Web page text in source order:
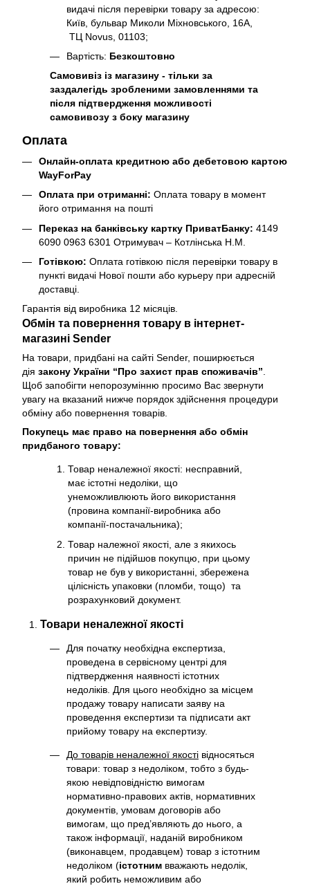
видачі після перевірки товару за адресою:
Київ, бульвар Миколи Міхновського, 16А,
ТЦ Novus, 01103;
Вартість: Безкоштовно
Самовивіз із магазину - тільки за
заздалегідь зробленими замовленнями та
після підтвердження можливості
самовивозу з боку магазину
Оплата
Онлайн-оплата кредитною або дебетовою картою
WayForPay
Оплата при отриманні: Оплата товару в момент
його отримання на пошті
Переказ на банківську картку ПриватБанку: 4149
6090 0963 6301 Отримувач – Котлінська Н.М.
Готівкою: Оплата готівкою після перевірки товару в
пункті видачі Нової пошти або курьеру при адресній
доставці.
Гарантія від виробника 12 місяців.
Обмін та повернення товару в інтернет-
магазині Sender
На товари, придбані на сайті Sender, поширюється
дія закону України “Про захист прав споживачів”.
Щоб запобігти непорозумінню просимо Вас звернути
увагу на вказаний нижче порядок здійснення процедури
обміну або повернення товарів.
Покупець має право на повернення або обмін
придбаного товару:
Товар неналежної якості: несправний,
має істотні недоліки, що
унеможливлюють його використання
(провина компанії-виробника або
компанії-постачальника);
Товар належної якості, але з якихось
причин не підійшов покупцю, при цьому
товар не був у використанні, збережена
цілісність упаковки (пломби, тощо) та
розрахунковий документ.
Товари неналежної якості
Для початку необхідна експертиза,
проведена в сервісному центрі для
підтвердження наявності істотних
недоліків. Для цього необхідно за місцем
продажу товару написати заяву на
проведення експертизи та підписати акт
прийому товару на експертизу.
До товарів неналежної якості відносяться
товари: товар з недоліком, тобто з будь-
якою невідповідністю вимогам
нормативно-правових актів, нормативних
документів, умовам договорів або
вимогам, що пред’являють до нього, а
також інформації, наданій виробником
(виконавцем, продавцем) товар з істотним
недоліком (істотним вважають недолік,
який робить неможливим або